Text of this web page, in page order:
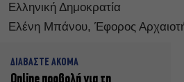
Ελληνική Δημοκρατία
Ελένη Μπάνου, Έφορος
ΔΙΑΒΑΣΤΕ ΑΚΟΜΑ